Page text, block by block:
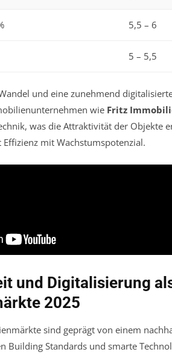
5,5 – 6
5 – 5,5
und eine zunehmend
wie Fritz
was die Attraktivität der Objekte
mit Wachstumspotenzial.
und Digitalisierung
2025
sind geprägt von einem
Building Standards und smarte